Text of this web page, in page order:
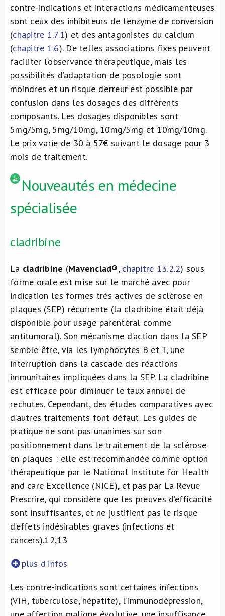
contre-indications et interactions médicamenteuses
sont ceux des inhibiteurs de l’enzyme de conversion
(chapitre 1.7.1) et des antagonistes du calcium
(chapitre 1.6). De telles associations fixes peuvent
faciliter l’observance thérapeutique, mais les
possibilités d’adaptation de posologie sont
moindres et un risque d’erreur est possible par
confusion dans les dosages des différents
composants. Les dosages disponibles sont
5mg/5mg, 5mg/10mg, 10mg/5mg et 10mg/10mg.
Le prix varie de 30 à 57€ suivant le dosage pour 3
mois de traitement.
Nouveautés en médecine
spécialisée
cladribine
La cladribine (Mavenclad®, chapitre 13.2.2) sous
forme orale est mise sur le marché avec pour
indication les formes très actives de sclérose en
plaques (SEP) récurrente (la cladribine était déjà
disponible pour usage parentéral comme
antitumoral). Son mécanisme d’action dans la SEP
semble être, via les lymphocytes B et T, une
interruption dans la cascade des réactions
immunitaires impliquées dans la SEP. La cladribine
est efficace pour diminuer le taux annuel de
rechutes. Cependant, des études comparatives avec
d’autres traitements font défaut. Les guides de
pratique ne sont pas unanimes sur son
positionnement dans le traitement de la sclérose
en plaques : elle est recommandée comme option
thérapeutique par le National Institute for Health
and care Excellence (NICE), et pas par La Revue
Prescrire, qui considère que les preuves d’efficacité
sont insuffisantes, et ne justifient pas le risque
d’effets indésirables graves (infections et
cancers).12,13
plus d'infos
Les contre-indications sont certaines infections
(VIH, tuberculose, hépatite), l’immunodépression,